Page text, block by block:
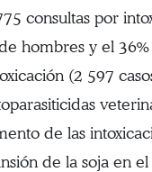
consultas por
hombres y el
(2 597
de las
de la soja en